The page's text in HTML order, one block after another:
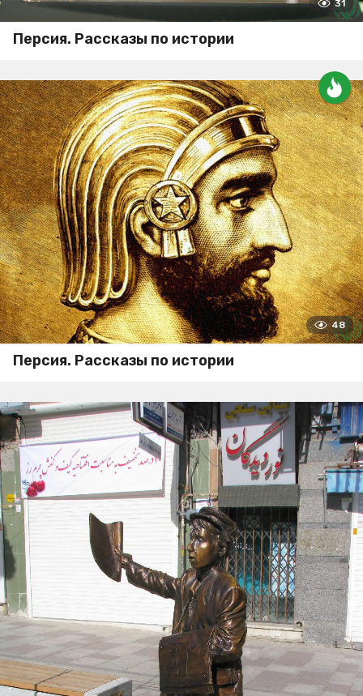
31
Персия. Рассказы по истории
48
Персия. Рассказы по истории